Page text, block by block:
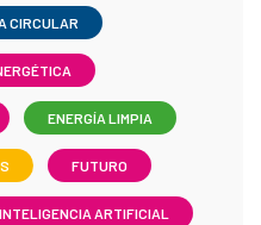
CIRCULAR
ENERGÍA LIMPIA
FUTURO
INTELIGENCIA ARTIFICIAL